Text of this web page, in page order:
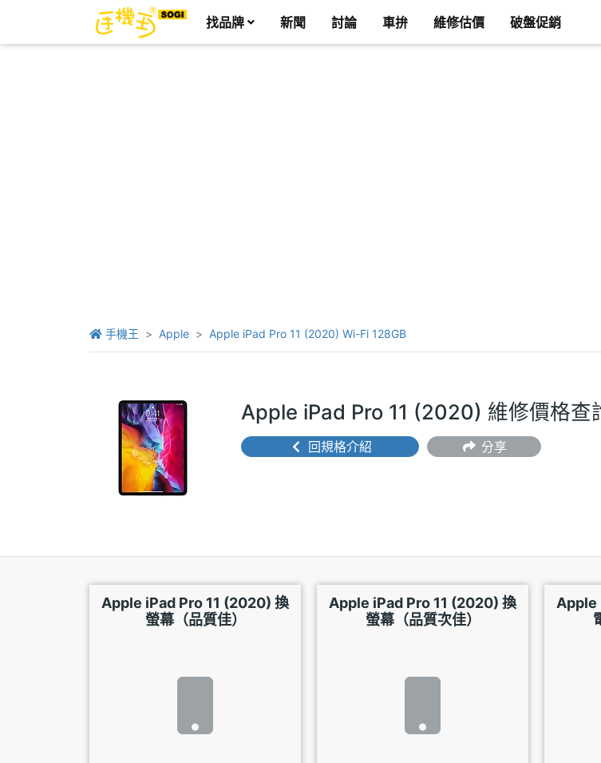
找品牌 新聞 討論 車拚 維修估價 破盤促銷
手機王 Apple Apple iPad Pro 11 (2020) Wi-Fi 128GB
Apple iPad Pro 11 (2020) 維修價格查
回規格介紹 分享
Apple iPad Pro 11 (2020) 換
螢幕（品質佳）
Apple iPad Pro 11 (2020) 換
螢幕（品質次佳）
Apple